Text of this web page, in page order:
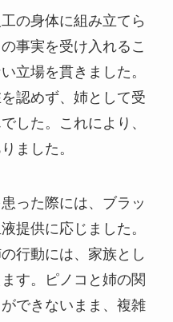
の身体に組み立てら
事実を受け入れるこ
立場を貫きました。
認めず、姉として受
した。これにより、
ました。
った際には、ブラッ
提供に応じました。
行動には、家族とし
す。ピノコと姉の関
できないまま、複雑